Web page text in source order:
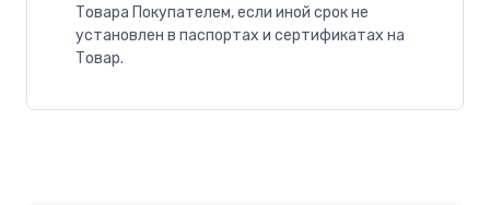
Товара Покупателем, если иной срок не
установлен в паспортах и сертификатах на
Товар.